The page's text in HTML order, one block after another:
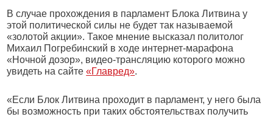
В случае прохождения в парламент Блока Литвина у
этой политической силы не будет так называемой
«золотой акции». Такое мнение высказал политолог
Михаил Погребинский в ходе интернет-марафона
«Ночной дозор», видео-трансляцию которого можно
увидеть на сайте«Главред».
«Если Блок Литвина проходит в парламент, у него была
бы возможность при таких обстоятельствах получить